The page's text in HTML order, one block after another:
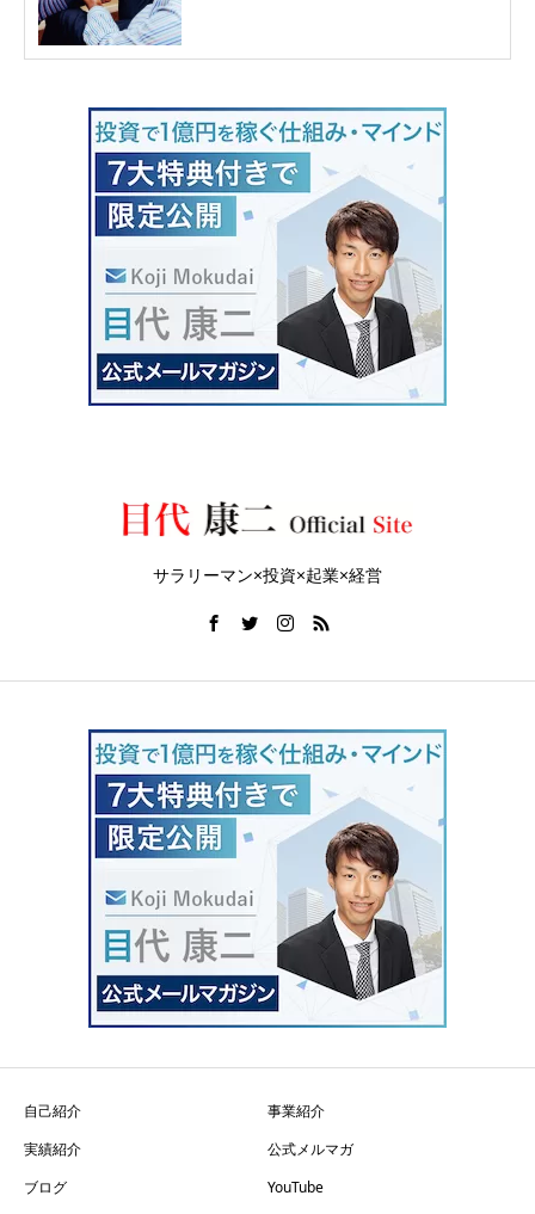
サラリーマン×投資×起業×経営
自己紹介
事業紹介
実績紹介
公式メルマガ
ブログ
YouTube